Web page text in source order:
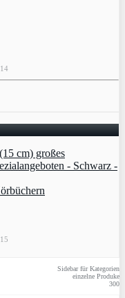
Sidebar für Kategorien
einzelne Produke
300